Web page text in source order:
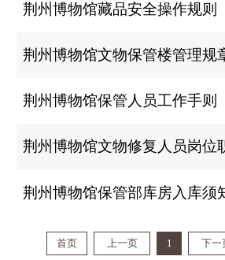
荆州博物馆藏品安全操作规则
荆州博物馆文物保管楼管理规
荆州博物馆保管人员工作手则
荆州博物馆文物修复人员岗位
荆州博物馆保管部库房入库须
首页 上一页 1 下一